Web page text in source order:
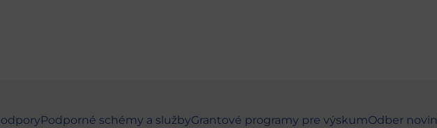
Podporné schémy a službyGrantové programy pre výskumOdber